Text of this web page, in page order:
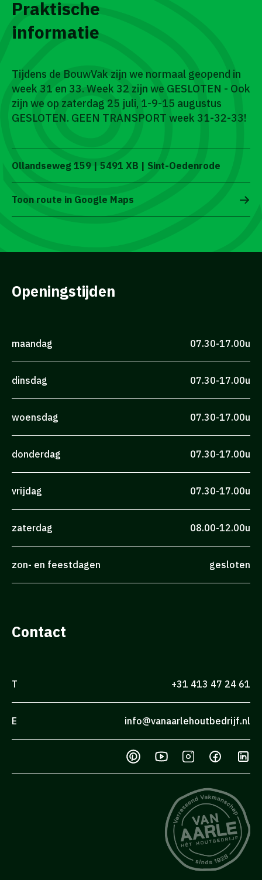
Praktische
informatie
Tijdens de BouwVak zijn we normaal geopend in
week 31 en 33. Week 32 zijn we GESLOTEN - Ook
zijn we op zaterdag 25 juli, 1-9-15 augustus
GESLOTEN. GEEN TRANSPORT week 31-32-33!
Ollandseweg 159 | 5491 XB | Sint-Oedenrode
Toon route in Google Maps
Openingstijden
maandag 07.30-17.00u
dinsdag 07.30-17.00u
woensdag 07.30-17.00u
donderdag 07.30-17.00u
vrijdag 07.30-17.00u
zaterdag 08.00-12.00u
zon- en feestdagen gesloten
Contact
T +31 413 47 24 61
E info@vanaarlehoutbedrijf.nl